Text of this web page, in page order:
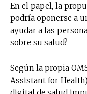
En el papel, la
podría oponerse a
ayudar a las
sobre su salud?
Según la propia
Assistant for